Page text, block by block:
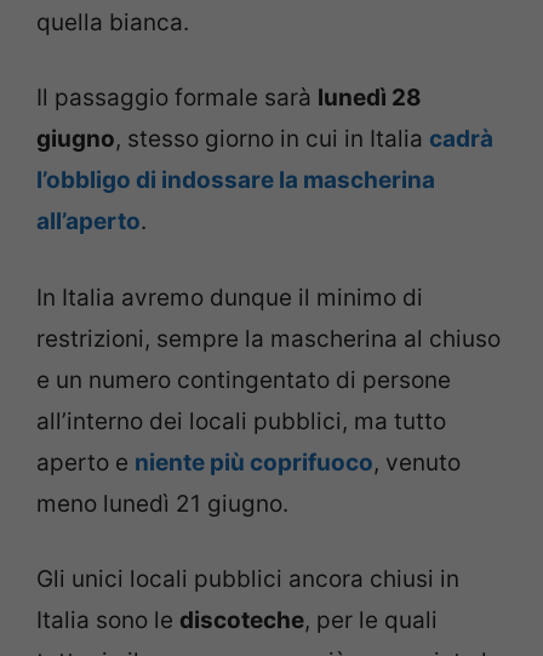
quella bianca.
Il passaggio formale sarà lunedì 28
giugno, stesso giorno in cui in Italia cadrà
l’obbligo di indossare la mascherina
all’aperto.
In Italia avremo dunque il minimo di
restrizioni, sempre la mascherina al chiuso
e un numero contingentato di persone
all’interno dei locali pubblici, ma tutto
aperto e niente più coprifuoco, venuto
meno lunedì 21 giugno.
Gli unici locali pubblici ancora chiusi in
Italia sono le discoteche, per le quali